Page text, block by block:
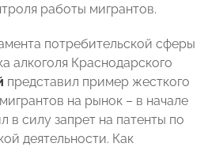
работы мигрантов.
потребительской сферы
алкоголя Краснодарского
представил пример жесткого
на рынок – в начале
в силу запрет на патенты по
деятельности. Как